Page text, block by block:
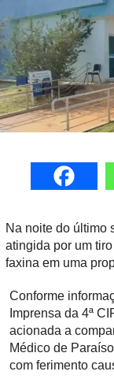
Na noite do último
atingida por um
faxina em uma
Conforme
Imprensa da 4ª
acionada a
Médico de
com ferimento